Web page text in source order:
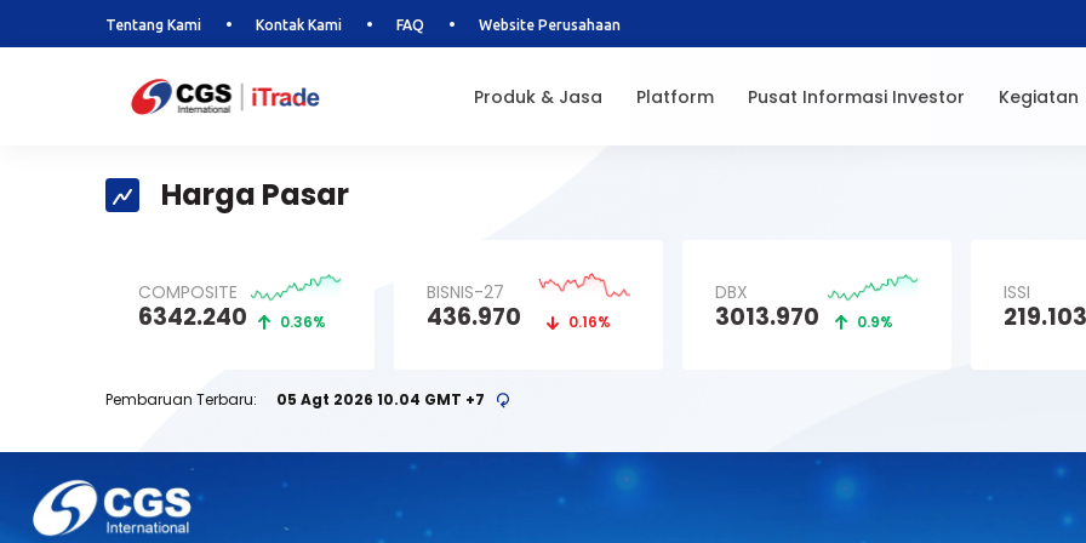
Tentang Kami Kontak Kami FAQ Website Perusahaan
Produk & Jasa Platform Pusat Informasi Investor Kegiatan
Harga Pasar
COMPOSITE
6342.240 0.36%
BISNIS-27
436.970 0.16%
DBX
3013.970 0.9%
ISSI
219.103
Pembaruan Terbaru: 05 Agt 2026 10.04 GMT +7